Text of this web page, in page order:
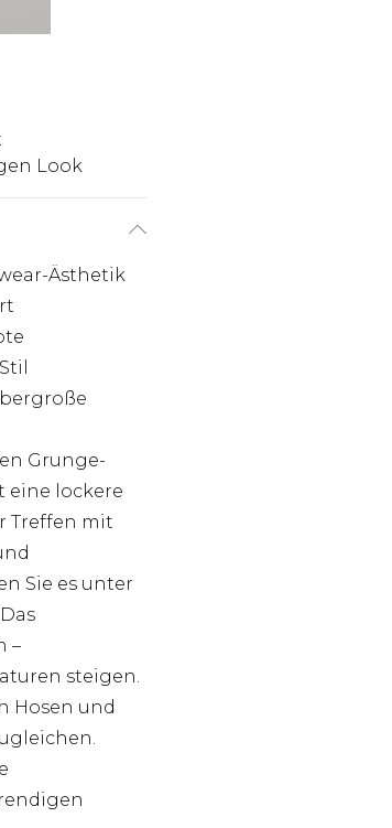
Look
Ästhetik
Grunge-
eine lockere
Treffen mit
Sie es unter
–
steigen.
Hosen und